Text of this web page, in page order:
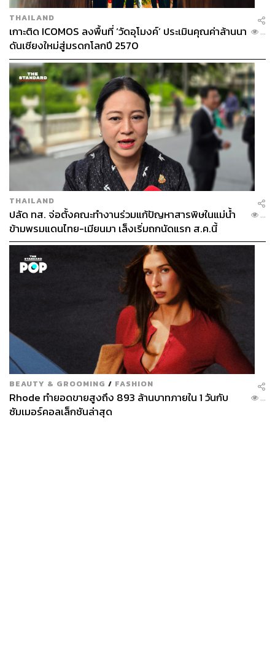
THAILAND
เกาะติด ICOMOS ลงพื้นที่ ‘วัดอุโมงค์’ ประเมินคุณค่าล้านนา
ดันเชียงใหม่สู่มรดกโลกปี 2570
...
THAILAND
ปลัด ทส. จ่อตั้งคณะทำงานร่วมแก้ปัญหาสารพิษในแม่น้ำ
ข้ามพรมแดนไทย-เมียนมา เล็งเริ่มถกนัดแรก ส.ค.นี้
...
BEAUTY & GROOMING / FASHION
Rhode ทำยอดขายสูงถึง 893 ล้านบาทภายใน 1 วันกับ
ซัมเมอร์คอลเล็กชันล่าสุด
...